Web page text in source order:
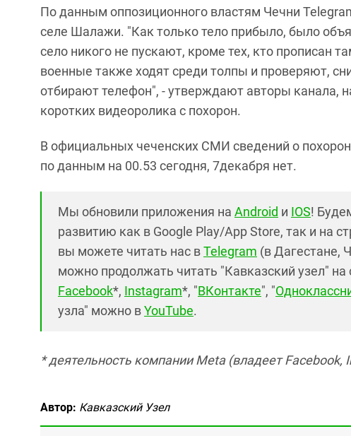
По данным оппозиционного властям Чечни
селе Шалажи. "Как только тело прибыло, было
село никого не пускают, кроме тех, кто прописан
военные также ходят среди толпы и проверяют,
отбирают телефон", - утверждают авторы канала,
коротких видеоролика с похорон.
В официальных чеченских СМИ сведений о
по данным на 00.53 сегодня, 7декабря нет.
Мы обновили приложения на Android и IOS!
развитию как в Google Play/App Store, так и на
вы можете читать нас вTelegram (в Дагестане,
можно продолжать читать "Кавказский узел" на
Facebook*, Instagram*, "ВКонтакте", "
узла" можно вYouTube.
* деятельность компании Meta (владеет
Автор: Кавказский Узел